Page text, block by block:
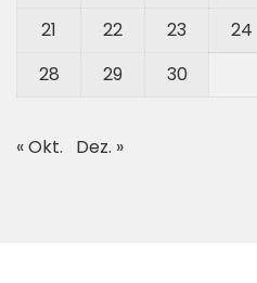
21
22 23 24
28
29 30
« Okt. Dez. »